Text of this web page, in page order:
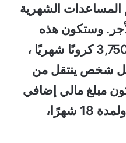
المساعدات الشهرية
وستكون هذه
المكافأة بحد أقصى : 3,750 كرونًا شهريًا ،
شخص ينتقل من
مبلغ مالي إضافي
شهرًا،